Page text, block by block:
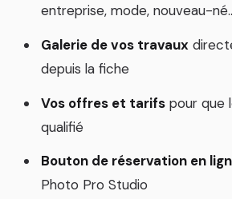
entreprise, mode, nouveau-
Galerie de vos travaux
depuis la fiche
Vos offres et tarifs pour que
qualifié
Bouton de réservation en
Photo Pro Studio